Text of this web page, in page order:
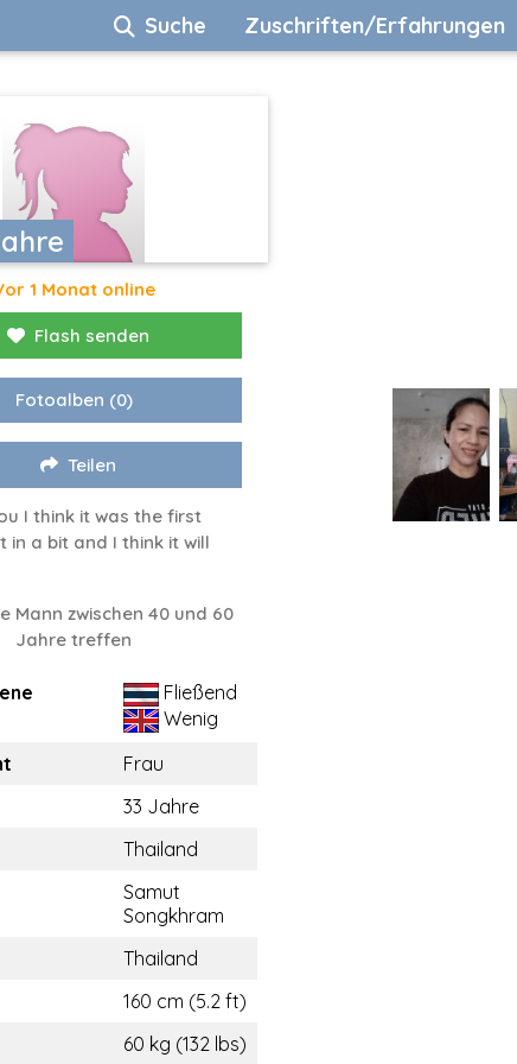
Suche Zuschriften/Erfahrungen
1 Monat online
Flash senden
Fotoalben (0)
Teilen
I think it was the first
in a bit and I think it will
Mann zwischen 40 und 60
Jahre treffen
Fließend
Wenig
Frau
33 Jahre
Thailand
Samut
Songkhram
Thailand
160 cm (5.2 ft)
60 kg (132 lbs)